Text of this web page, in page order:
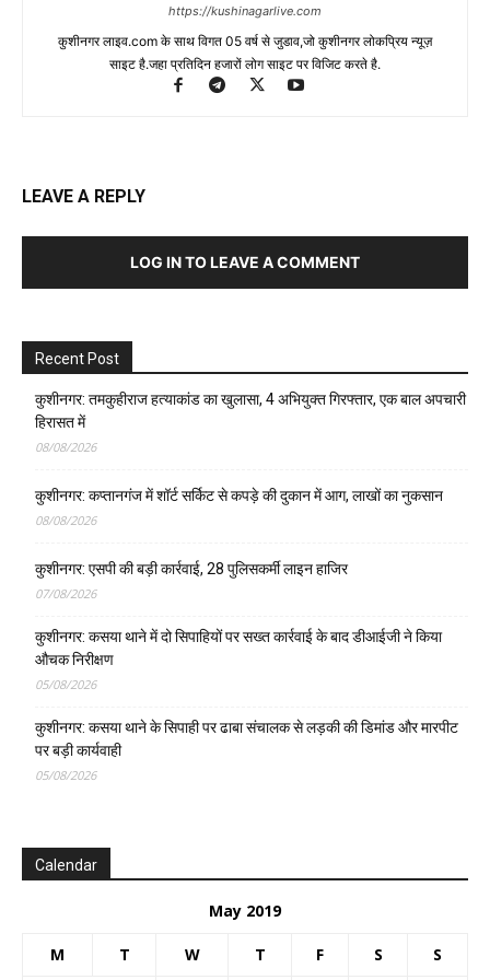
https://kushinagarlive.com
कुशीनगर लाइव.com के साथ विगत 05 वर्ष से जुडाव,जो कुशीनगर लोकप्रिय न्यूज़
साइट है.जहा प्रतिदिन हजारों लोग साइट पर विजिट करते है.
LEAVE A REPLY
LOG IN TO LEAVE A COMMENT
Recent Post
कुशीनगर: तमकुहीराज हत्याकांड का खुलासा, 4 अभियुक्त गिरफ्तार, एक बाल अपचारी
हिरासत में
08/08/2026
कुशीनगर: कप्तानगंज में शॉर्ट सर्किट से कपड़े की दुकान में आग, लाखों का नुकसान
08/08/2026
कुशीनगर: एसपी की बड़ी कार्रवाई, 28 पुलिसकर्मी लाइन हाजिर
07/08/2026
कुशीनगर: कसया थाने में दो सिपाहियों पर सख्त कार्रवाई के बाद डीआईजी ने किया
औचक निरीक्षण
05/08/2026
कुशीनगर: कसया थाने के सिपाही पर ढाबा संचालक से लड़की की डिमांड और मारपीट
पर बड़ी कार्यवाही
05/08/2026
Calendar
May 2019
M T W T F S S